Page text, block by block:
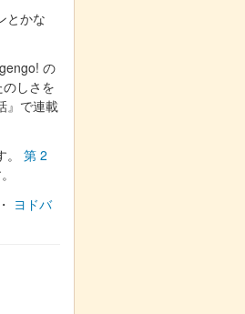
とかな
の
しさを
』で連載
第 2
・ ヨドバ